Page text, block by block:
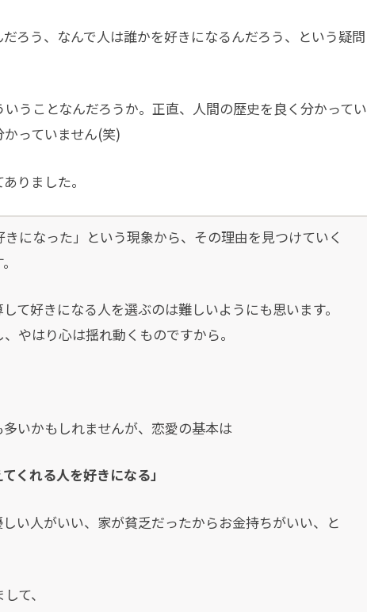
ろう、なんで人は誰かを好きになるんだろう、という疑問
うことなんだろうか。正直、人間の歴史を良く分かってい
っていません(笑)
りました。
になった」という現象から、その理由を見つけていく
て好きになる人を選ぶのは難しいようにも思います。
やはり心は揺れ動くものですから。
いかもしれませんが、恋愛の基本は
くれる人を好きになる」
い人がいい、家が貧乏だったからお金持ちがいい、と
て、